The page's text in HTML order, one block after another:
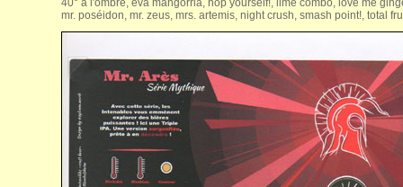
40° à l'ombre, eva mangorria, hop yourself!, lime combo, love me
mr. poséidon, mr. zeus, mrs. artemis, night crush, smash point!, total